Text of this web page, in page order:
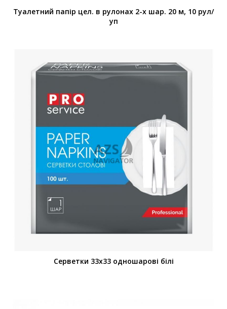
Туалетний папір цел. в рулонах 2-х шар. 20 м, 10 рул/
уп
Серветки 33х33 одношарові білі